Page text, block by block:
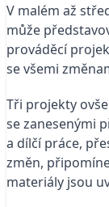
V malém až
může
prováděcí
se všemi
Tři projekty
se zanesenými
a dílčí práce,
změn,
materiály jsou